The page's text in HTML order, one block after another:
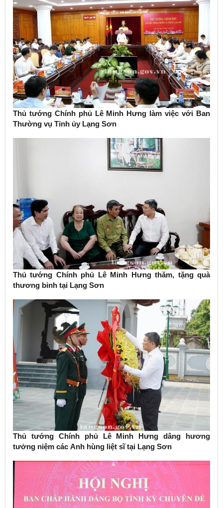
Thủ tướng Chính phủ Lê Minh Hưng làm việc với Ban
Thường vụ Tỉnh ủy Lạng Sơn
Thủ tướng Chính phủ Lê Minh Hưng thăm, tặng quà
thương binh tại Lạng Sơn
Thủ tướng Chính phủ Lê Minh Hưng dâng hương
tưởng niệm các Anh hùng liệt sĩ tại Lạng Sơn